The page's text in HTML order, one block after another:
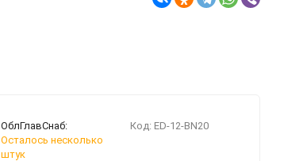
Код: ED-12-BN20
ОблГлавСнаб:
Осталось несколько
штук